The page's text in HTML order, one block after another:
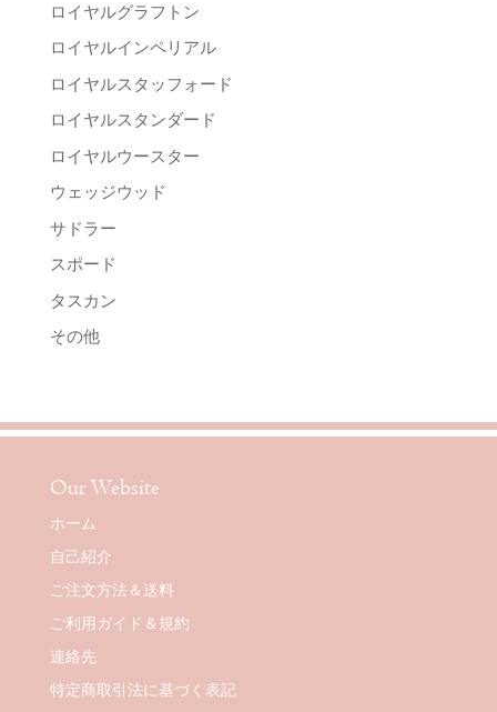
ロイヤルグラフトン
ロイヤルインペリアル
ロイヤルスタッフォード
ロイヤルスタンダード
ロイヤルウースター
ウェッジウッド
サドラー
スポード
タスカン
その他
Our Website
ホーム
自己紹介
ご注文方法＆送料
ご利用ガイド＆規約
連絡先
特定商取引法に基づく表記